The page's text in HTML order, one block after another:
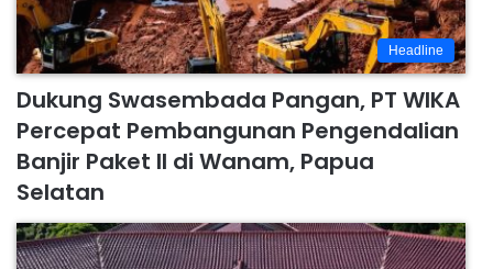
Headline
Dukung Swasembada Pangan, PT WIKA
Percepat Pembangunan Pengendalian
Banjir Paket II di Wanam, Papua
Selatan